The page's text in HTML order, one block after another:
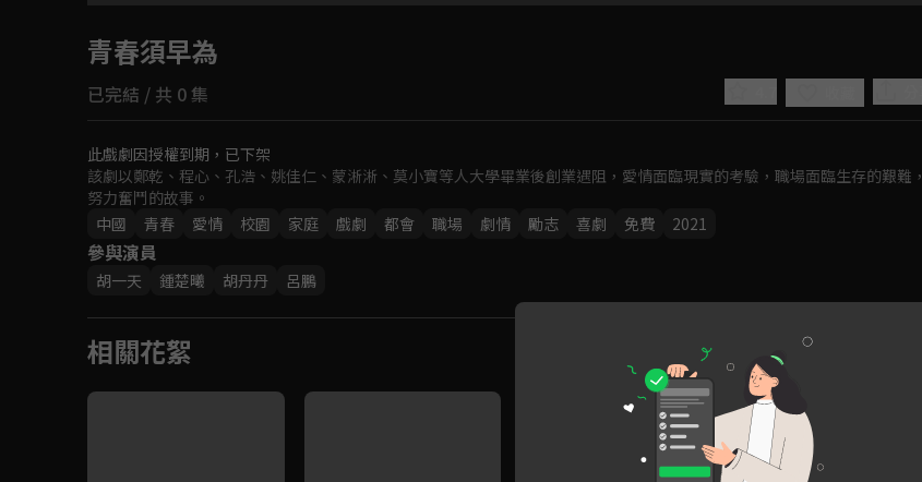
Video
如有不便請見諒
青春須早為
已完結 / 共 0 集
此戲劇因授權到期，已下架
該劇以鄭乾、程心、孔浩、姚佳仁、蒙淅淅、莫小寶等人大學畢業後創業遇阻，愛情面臨現實的考驗，職場面臨生存的艱難，
努力奮鬥的故事。
中國
青春 愛情 校園 家庭 戲劇 都會 職場 劇情 勵志 喜劇 免費 2021
參與演員
胡一天 鍾楚曦 胡丹丹 呂鵬
相關花絮